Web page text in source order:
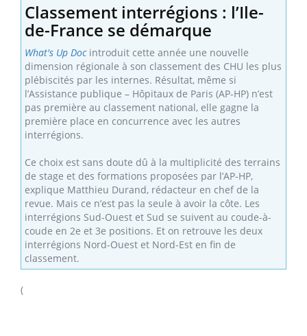
Classement interrégions : l’Ile-
de-France se démarque
What's Up Docintroduit cette année une nouvelle
dimension régionale à son classement des CHU les plus
plébiscités par les internes. Résultat, même si
l’Assistance publique – Hôpitaux de Paris (AP-HP) n’est
pas première au classement national, elle gagne la
première place en concurrence avec les autres
interrégions.
Ce choix est sans doute dû à la multiplicité des terrains
de stage et des formations proposées par l’AP-HP,
explique Matthieu Durand, rédacteur en chef de la
revue. Mais ce n’est pas la seule à avoir la côte. Les
interrégions Sud-Ouest et Sud se suivent au coude-à-
coude en 2e et 3e positions. Et on retrouve les deux
interrégions Nord-Ouest et Nord-Est en fin de
classement.
(